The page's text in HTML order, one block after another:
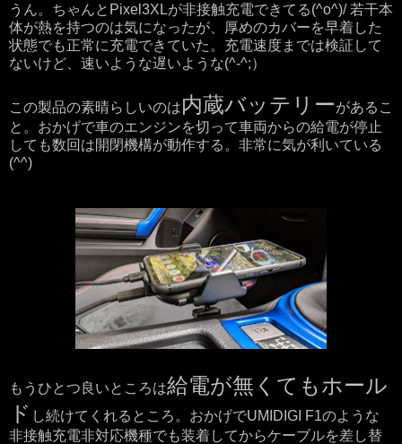
うん。ちゃんとPixel3XLが非接触充電できてる(^o^)/ 若干本
体が熱を持つのは気になったが、厚めのカバーを早着した
状態でも正常に充電できていた。充電速度までは検証して
ないけど、速いような遅いような(^-^;）
この製品の素晴らしいのは内蔵バッテリーがあるこ
と。おかげで車のエンジンを切って車両からの給電が停止
しても数回は開閉機構が動作する。非常に気が利いている
(^^)
もうひとつ良いところは給電が無くてもホール
ド し続けてくれるところ。おかげでUMIDIGI F1のような
非接触充電非対応機種でも装着してからケーブルを差し替